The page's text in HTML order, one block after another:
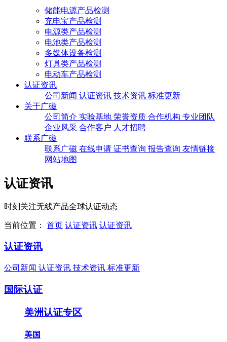
储能电源产品检测
充电宝产品检测
电源类产品检测
电池类产品检测
多媒体设备检测
灯具类产品检测
电动车产品检测
认证资讯
公司新闻 认证资讯 技术资讯 标准更新
关于广磁
公司简介 实验基地 荣誉资质 合作机构 专业团队
企业风采 合作客户 人才招聘
联系广磁
联系广磁 在线申请 证书查询 报告查询 友情链接
网站地图
认证资讯
时刻关注无线产品全球认证动态
当前位置： 首页 认证资讯 认证资讯
认证资讯
公司新闻 认证资讯 技术资讯 标准更新
国际认证
美洲认证专区
美国